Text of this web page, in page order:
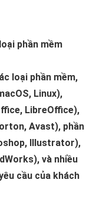
phần mềm
loại phần mềm,
Linux),
LibreOffice),
Avast), phần
Illustrator),
và nhiều
cầu của khách